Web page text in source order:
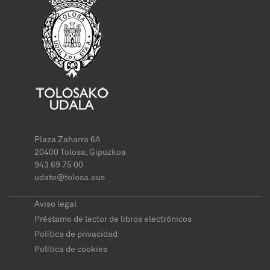
Plaza Zaharra 6A
20400 Tolosa, Gipuzkoa
943 69 75 00
udate@tolosa.eus
Aviso legal
Préstamo de lector de libros electrónicos
Política de privacidad
Política de cookies